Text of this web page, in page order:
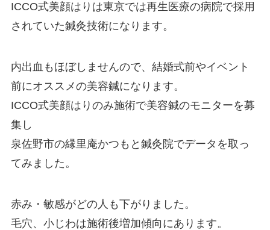
ICCO式美顔はりは東京では再生医療の病院で採用
されていた鍼灸技術になります。
内出血もほぼしませんので、結婚式前やイベント
前にオススメの美容鍼になります。
ICCO式美顔はりのみ施術で美容鍼のモニターを募
集し
泉佐野市の縁里庵かつもと鍼灸院でデータを取っ
てみました。
赤み・敏感がどの人も下がりました。
毛穴、小じわは施術後増加傾向にあります。